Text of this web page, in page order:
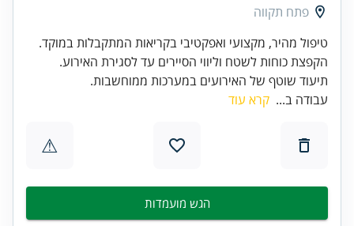
פתח תקווה
תיעוד שוטף של האירועים במערכות ממוחשבות.
עבודה ב... קרא עוד
⚠
הגש מועמדות